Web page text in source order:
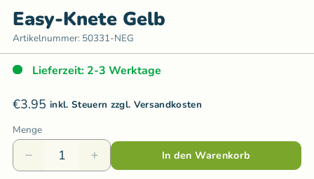
Easy-Knete Gelb
Artikelnummer: 50331-NEG
Lieferzeit: 2-3 Werktage
€3.95 inkl. Steuern zzgl. Versandkosten
Menge
In den Warenkorb